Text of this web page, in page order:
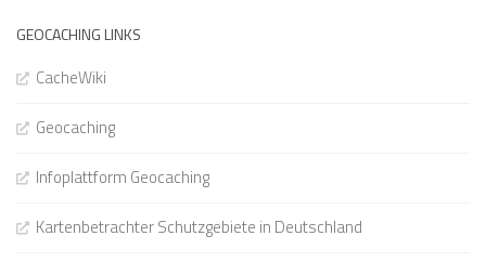
GEOCACHING LINKS
CacheWiki
Geocaching
Infoplattform Geocaching
Kartenbetrachter Schutzgebiete in Deutschland